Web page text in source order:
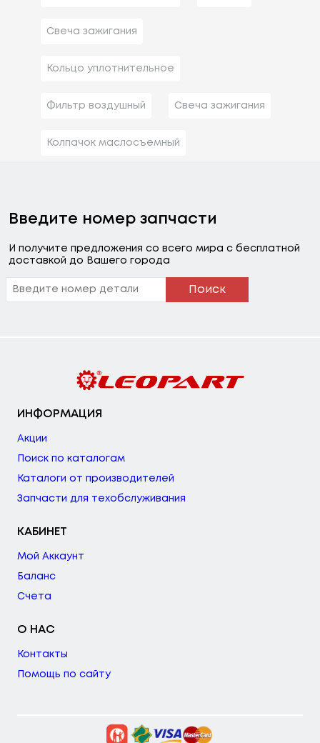
Свеча зажигания
Кольцо уплотнительное
Фильтр воздушный Свеча зажигания
Колпачок маслосъемный
Введите номер запчасти
И получите предложения со всего мира с бесплатной
доставкой до Вашего города
Поиск
ИНФОРМАЦИЯ
Акции
Поиск по каталогам
Каталоги от производителей
Запчасти для техобслуживания
КАБИНЕТ
Мой Аккаунт
Баланс
Счета
О НАС
Контакты
Помощь по сайту